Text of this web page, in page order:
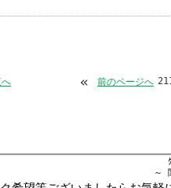
« 前のページへ
～